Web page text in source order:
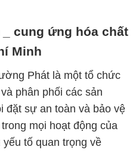
cung ứng hóa chất
Minh
Phát là một tổ chức
phân phối các sản
đặt sự an toàn và bảo vệ
mọi hoạt động của
tố quan trọng về